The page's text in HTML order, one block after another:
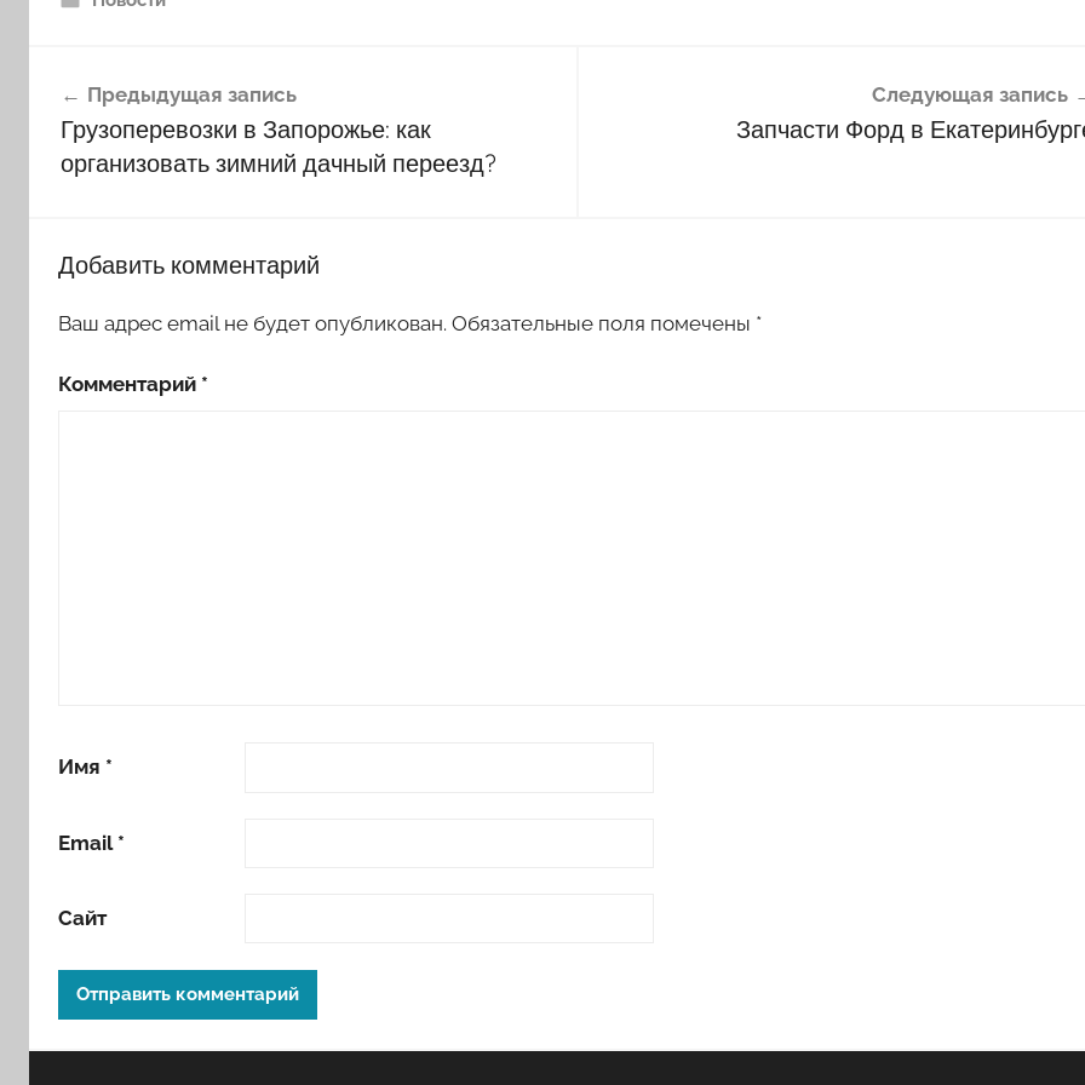
по
записям
Предыдущая запись
Грузоперевозки в Запорожье: как
организовать зимний дачный переезд?
Следующая запись
Запчасти Форд в
Добавить комментарий
Ваш адрес email не будет опубликован. Обязательные поля помечены *
Комментарий *
Имя *
Email *
Сайт